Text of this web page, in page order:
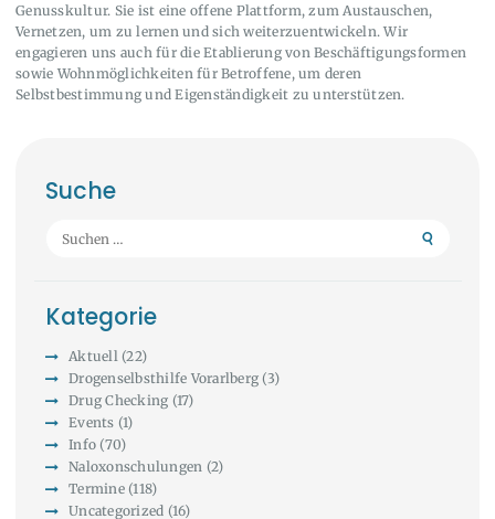
Genusskultur. Sie ist eine offene Plattform, zum Austauschen,
Vernetzen, um zu lernen und sich weiterzuentwickeln. Wir
engagieren uns auch für die Etablierung von Beschäftigungsformen
sowie Wohnmöglichkeiten für Betroffene, um deren
Selbstbestimmung und Eigenständigkeit zu unterstützen.
Suche
Suchen
Kategorie
Aktuell (22)
Drogenselbsthilfe Vorarlberg (3)
Drug Checking (17)
Events (1)
Info (70)
Naloxonschulungen (2)
Termine(118)
Uncategorized (16)